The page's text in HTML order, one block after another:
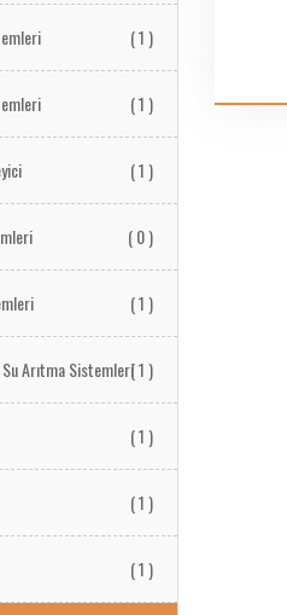
( 1 )
( 1 )
( 1 )
( 0 )
( 1 )
Arıtma Sistemleri( 1 )
( 1 )
( 1 )
( 1 )